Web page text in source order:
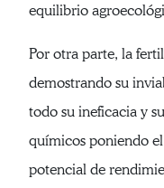
equilibrio
Por otra parte, la
demostrando su
todo su ineficacia y
químicos poniendo
potencial de